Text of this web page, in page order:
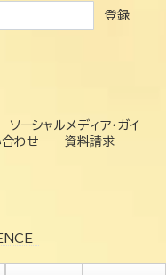
登録
ソーシャルメディア・ガイ
わせ
資料請求